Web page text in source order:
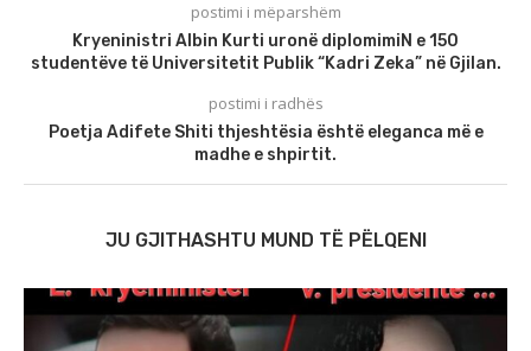
postimi i mëparshëm
Kryeninistri Albin Kurti uronë diplomimiN e 150
studentëve të Universitetit Publik “Kadri Zeka” në Gjilan.
postimi i radhës
Poetja Adifete Shiti thjeshtësia është eleganca më e
madhe e shpirtit.
JU GJITHASHTU MUND TË PËLQENI